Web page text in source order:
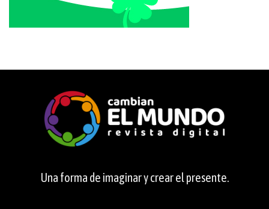
Una forma de imaginar y crear el presente.